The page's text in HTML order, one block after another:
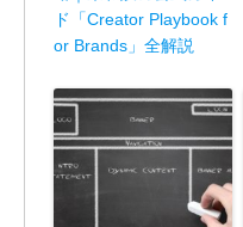
ド「Creator Playbook f
or Brands」全解説